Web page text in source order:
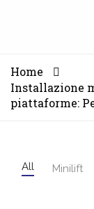
Home
Installazione
piattaforme:
All Minilift